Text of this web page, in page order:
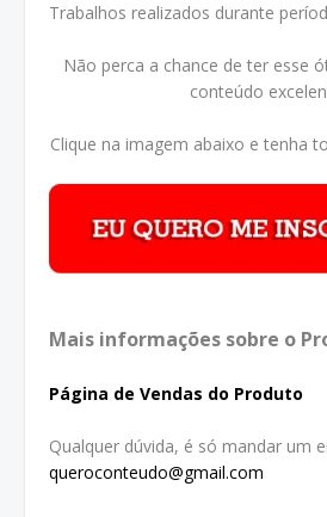
Trabalhos realizados durante
Não perca a chance de ter esse
conteúdo
Clique na imagem abaixo e tenha
Mais informações sobre o
Página de Vendas do Produto
Qualquer dúvida, é só mandar um
queroconteudo@gmail.com